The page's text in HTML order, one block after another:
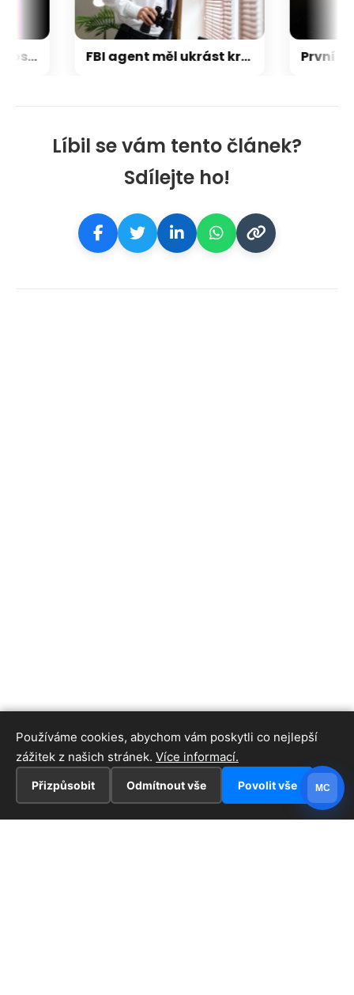
Líbil se vám tento článek?
Sdílejte ho!
Napětí kolem GTA 6 roste. Srpen může přinést třetí trailer i první gameplay FBI agent měl ukrást kryptoměny za milion dolarů. Usvědčil ho ChatGPT
Používáme cookies, abychom vám poskytli co nejlepší
zážitek z našich stránek. Více informací.
Přizpůsobit Odmítnout vše Povolit vše MC